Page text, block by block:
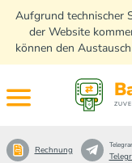
Aufgrund technischer
der Website
können den
Rechnung